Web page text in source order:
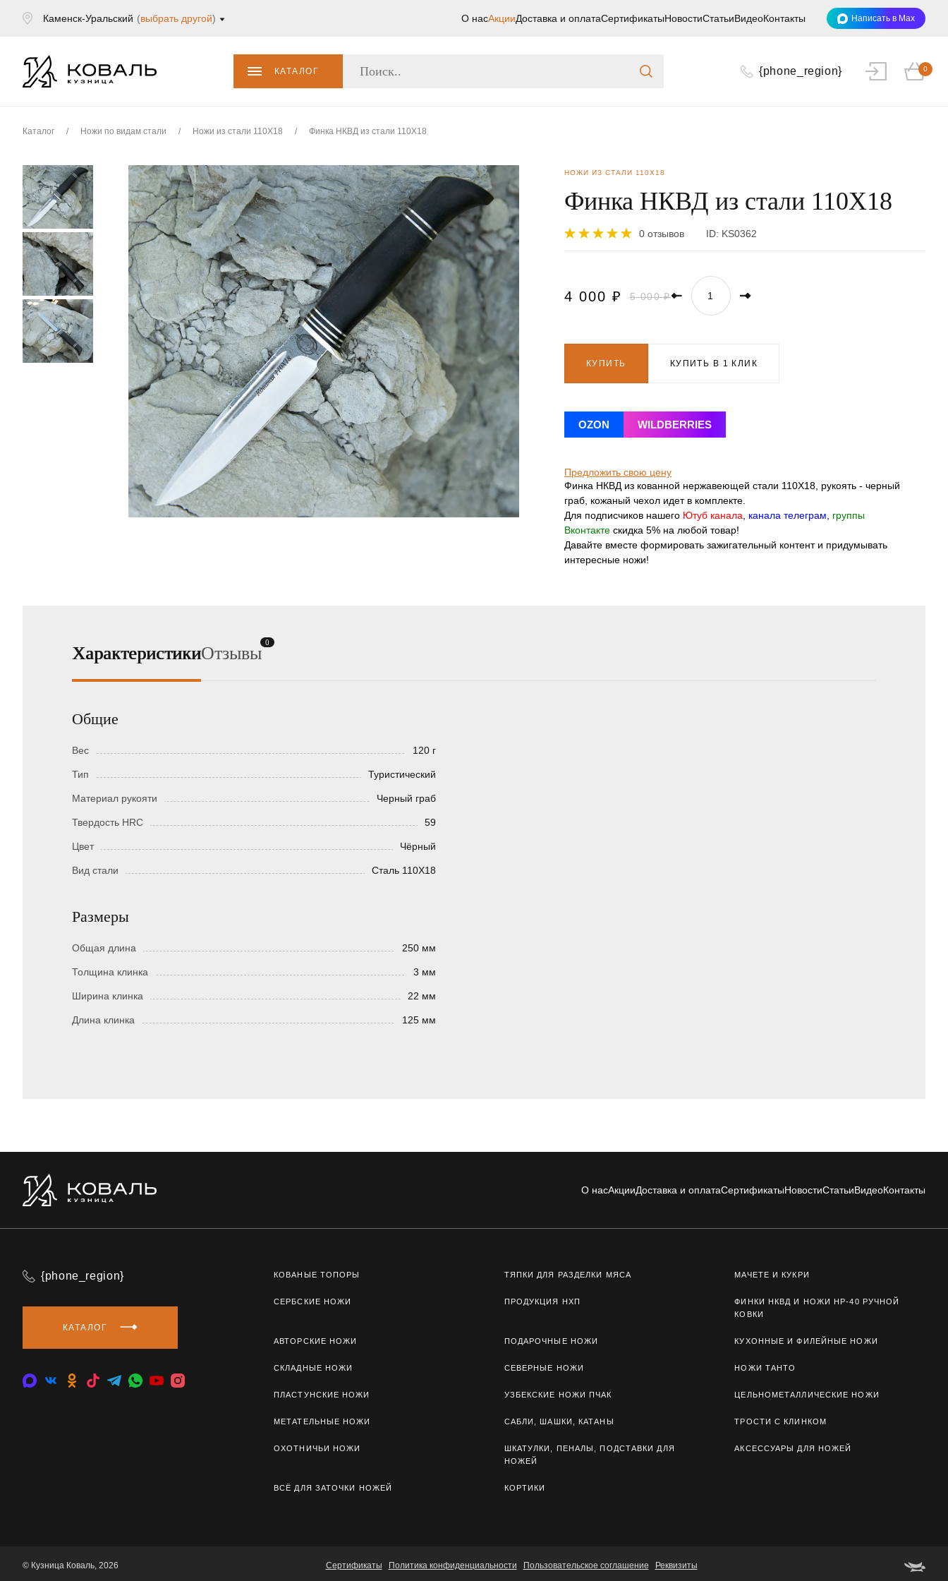
Каменск-Уральский (выбрать другой) О насАкцииДоставка и оплатаСертификатыНовостиСтатьиВидеоКонтакты Написать в Max
КАТАЛОГ {phone_region} 0
Каталог / Ножи по видам стали / Ножи из стали 110Х18 / Финка НКВД из стали 110Х18
НОЖИ ИЗ СТАЛИ 110Х18
Финка НКВД из стали 110Х18
0 отзывов ID: KS0362
4 000 ₽ 5 000 ₽
КУПИТЬ КУПИТЬ В 1 КЛИК
OZON WILDBERRIES
Предложить свою цену
Финка НКВД из кованной нержавеющей стали 110Х18, рукоять - черный
граб, кожаный чехол идет в комплекте.
Для подписчиков нашего Ютуб канала канала телеграм
группы
Вконтакте скидка 5% на любой товар!
Давайте вместе формировать зажигательный контент и придумывать
интересные ножи!
ХарактеристикиОтзывы
0
Общие
Вес 120 г
Тип Туристический
Материал рукояти Черный граб
Твердость HRC 59
Цвет Чёрный
Вид стали Сталь 110Х18
Размеры
Общая длина 250 мм
Толщина клинка 3 мм
Ширина клинка 22 мм
Длина клинка 125 мм
О насАкцииДоставка и оплатаСертификатыНовостиСтатьиВидеоКонтакты
{phone_region}
КАТАЛОГ
КОВАНЫЕ ТОПОРЫ ТЯПКИ ДЛЯ РАЗДЕЛКИ МЯСА МАЧЕТЕ И КУКРИ
СЕРБСКИЕ НОЖИ ПРОДУКЦИЯ НХП
ФИНКИ НКВД И НОЖИ НР-40 РУЧНОЙ
КОВКИ
АВТОРСКИЕ НОЖИ ПОДАРОЧНЫЕ НОЖИ КУХОННЫЕ И ФИЛЕЙНЫЕ НОЖИ
СКЛАДНЫЕ НОЖИ СЕВЕРНЫЕ НОЖИ НОЖИ ТАНТО
ПЛАСТУНСКИЕ НОЖИ УЗБЕКСКИЕ НОЖИ ПЧАК ЦЕЛЬНОМЕТАЛЛИЧЕСКИЕ НОЖИ
МЕТАТЕЛЬНЫЕ НОЖИ САБЛИ, ШАШКИ, КАТАНЫ ТРОСТИ С КЛИНКОМ
ОХОТНИЧЬИ НОЖИ
ШКАТУЛКИ, ПЕНАЛЫ, ПОДСТАВКИ ДЛЯ
НОЖЕЙ
АКСЕССУАРЫ ДЛЯ НОЖЕЙ
ВСЁ ДЛЯ ЗАТОЧКИ НОЖЕЙ КОРТИКИ
© Кузница Коваль, 2026 Сертификаты Политика конфиденциальности Пользовательское соглашение Реквизиты